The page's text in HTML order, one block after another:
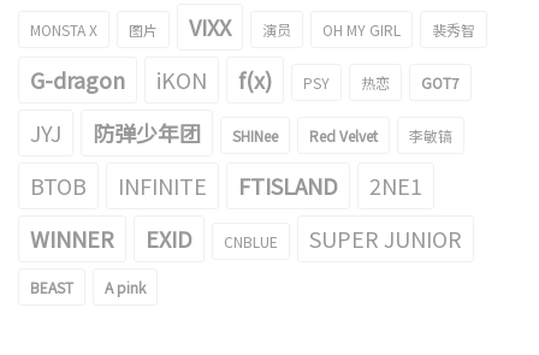
MONSTA X 图片 VIXX 演员 OH MY GIRL 裴秀智
G-dragon iKON f(x) PSY 热恋 GOT7
JYJ 防弹少年团 SHINee Red Velvet 李敏镐
BTOB INFINITE FTISLAND
2NE1
WINNER
EXID CNBLUE SUPER JUNIOR
BEAST A pink